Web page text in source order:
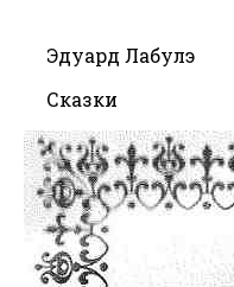
Эдуард Лабулэ
Сказки